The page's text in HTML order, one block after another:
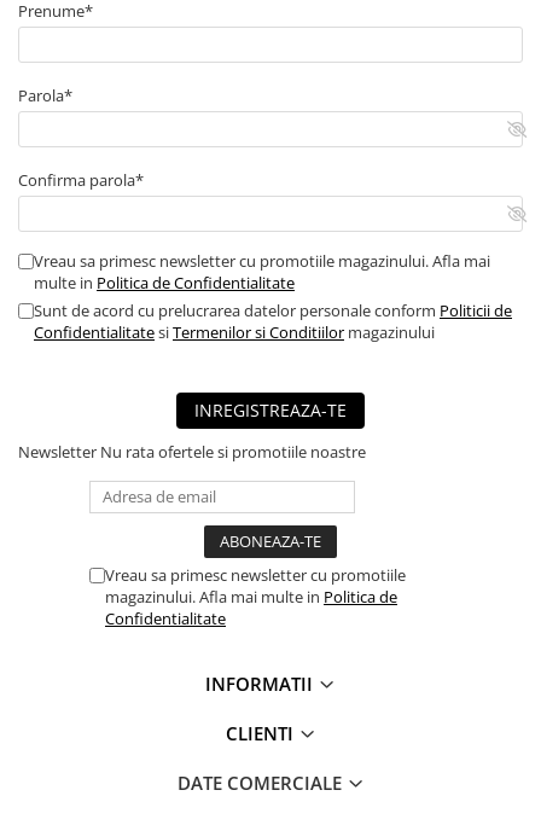
■ Echipamente atelier
■ Scule si echipamente
pneumatice
■ Odorizanti auto
■ Lampi camioane
■ Carlige remorcare
■ Accesorii vehicule electrice
■ Mobilier service
■ Scule de mana
■ Sistem AC
■ Bancuri de scule
► Ulei motor autoturisme
■ Ulei motor RAVENOL
■ Ulei motor LIQUI MOLY
■ Ulei motor VALVOLINE
Prenume*
Parola*
Confirma parola*
Vreau sa primesc newsletter cu promotiile magazinului. Afla mai
multe in Politica de Confidentialitate
Sunt de acord cu prelucrarea datelor personale conform Politicii de
ConfidentialitatesiTermenilor si Conditiilor magazinului
INREGISTREAZA-TE
Newsletter Nu rata ofertele si promotiile noastre
Vreau sa primesc newsletter cu promotiile
magazinului. Afla mai multe in Politica de
Confidentialitate
INFORMATII
CLIENTI
DATE COMERCIALE